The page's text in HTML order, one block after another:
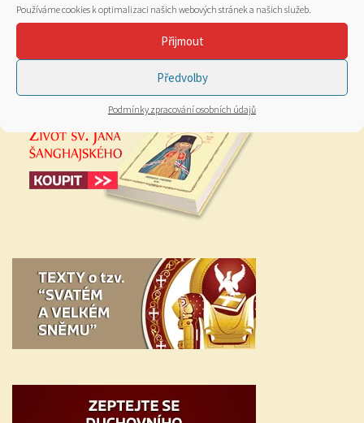
Používáme cookies k optimalizaci našich webových stránek a našich služeb.
Přijmout
Předvolby
Podmínky zpracování osobních údajů